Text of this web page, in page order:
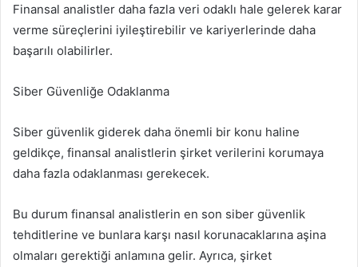
Finansal analistler daha fazla veri odaklı hale gelerek karar
verme süreçlerini iyileştirebilir ve kariyerlerinde daha
başarılı olabilirler.
Siber Güvenliğe Odaklanma
Siber güvenlik giderek daha önemli bir konu haline
geldikçe, finansal analistlerin şirket verilerini korumaya
daha fazla odaklanması gerekecek.
Bu durum finansal analistlerin en son siber güvenlik
tehditlerine ve bunlara karşı nasıl korunacaklarına aşina
olmaları gerektiği anlamına gelir. Ayrıca, şirket